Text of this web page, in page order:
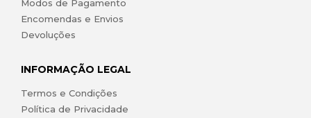
Modos de Pagamento
Encomendas e Envios
Devoluções
INFORMAÇÃO LEGAL
Termos e Condições
Política de Privacidade